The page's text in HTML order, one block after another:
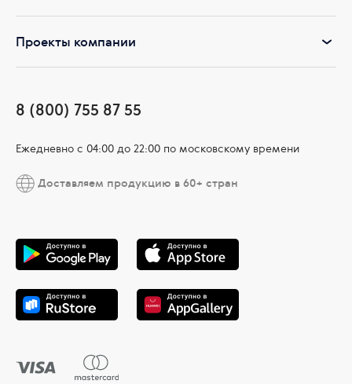
Проекты компании
8 (800) 755 87 55
Ежедневно c 04:00 до 22:00 по московскому времени
Доставляем продукцию в 60+ стран